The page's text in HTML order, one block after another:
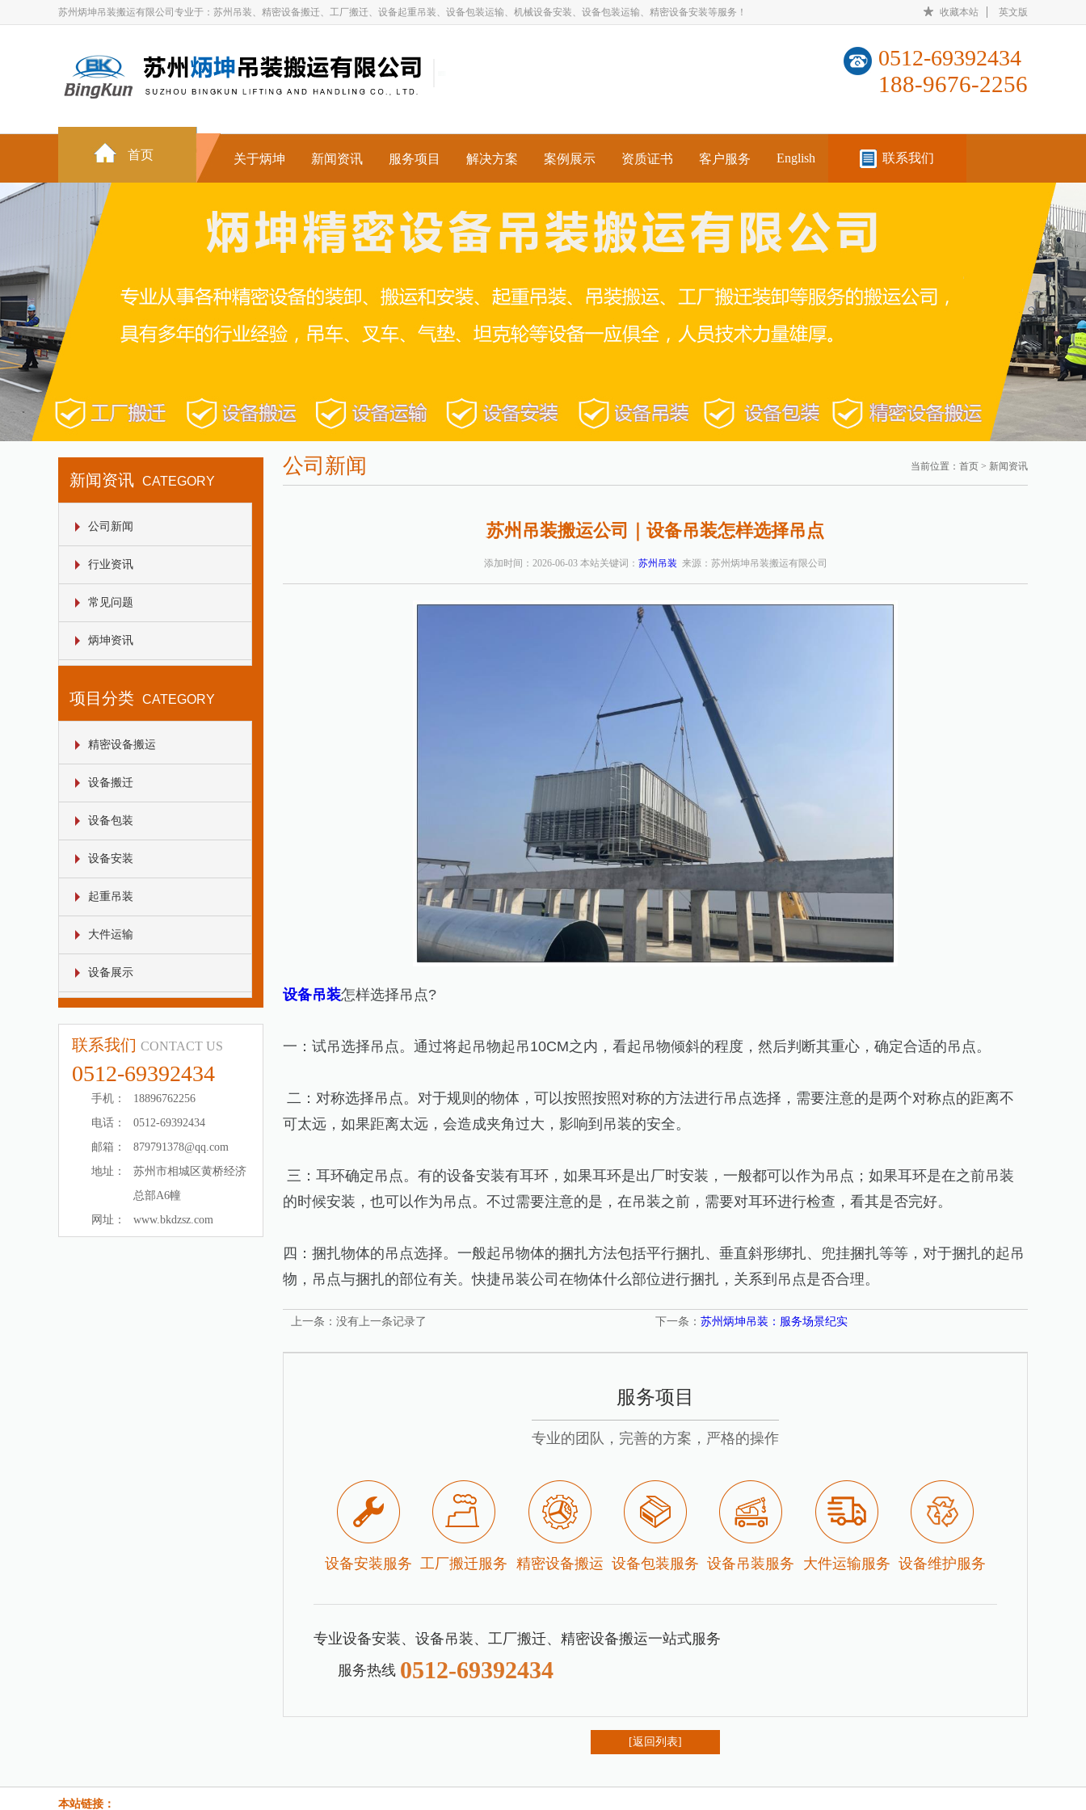
苏州炳坤吊装搬运有限公司专业于：苏州吊装、精密设备搬迁、工厂搬迁、设备起重吊装、设备包装运输、机械设备安装、设备包装运输、精密设备安装等服务！ 收藏本站 英文版
0512-69392434
188-9676-2256
首页 关于炳坤 新闻资讯 服务项目 解决方案 案例展示 资质证书 客户服务 English 联系我们
新闻资讯 CATEGORY
公司新闻
行业资讯
常见问题
炳坤资讯
项目分类 CATEGORY
精密设备搬运
设备搬迁
设备包装
设备安装
起重吊装
大件运输
设备展示
联系我们 CONTACT US
0512-69392434
手机：
18896762256
电话：
0512-69392434
邮箱：
879791378@qq.com
地址：
苏州市相城区黄桥经济
总部A6幢
网址：
www.bkdzsz.com
公司新闻 当前位置： 首页 > 新闻资讯
苏州吊装搬运公司｜设备吊装怎样选择吊点
添加时间：2026-06-03 本站关键词： 苏州吊装 来源：苏州炳坤吊装搬运有限公司
设备吊装怎样选择吊点?
一：试吊选择吊点。通过将起吊物起吊10CM之内，看起吊物倾斜的程度，然后判断其重心，确定合适的吊点。
二：对称选择吊点。对于规则的物体，可以按照按照对称的方法进行吊点选择，需要注意的是两个对称点的距离不
可太远，如果距离太远，会造成夹角过大，影响到吊装的安全。
三：耳环确定吊点。有的设备安装有耳环，如果耳环是出厂时安装，一般都可以作为吊点；如果耳环是在之前吊装
的时候安装，也可以作为吊点。不过需要注意的是，在吊装之前，需要对耳环进行检查，看其是否完好。
四：捆扎物体的吊点选择。一般起吊物体的捆扎方法包括平行捆扎、垂直斜形绑扎、兜挂捆扎等等，对于捆扎的起吊
物，吊点与捆扎的部位有关。快捷吊装公司在物体什么部位进行捆扎，关系到吊点是否合理。
上一条：没有上一条记录了 下一条： 苏州炳坤吊装：服务场景纪实
服务项目
专业的团队，完善的方案，严格的操作
设备安装服务 工厂搬迁服务 精密设备搬运 设备包装服务 设备吊装服务 大件运输服务 设备维护服务
专业设备安装、设备吊装、工厂搬迁、精密设备搬运一站式服务
服务热线 0512-69392434
[返回列表]
本站链接：